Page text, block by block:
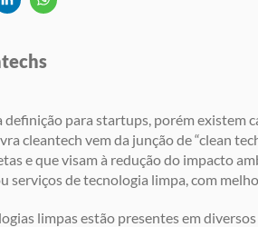
definição para startups, porém existem
cleantech vem da junção de “clean
e que visam à redução do impacto
serviços de tecnologia limpa, com
limpas estão presentes em